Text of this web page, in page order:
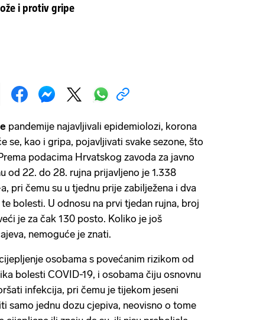
i protiv gripe
pandemije najavljivali epidemiolozi, korona
se, kao i gripa, pojavljivati svake sezone, što
podacima Hrvatskog zavoda za javno
od 22. do 28. rujna prijavljeno je 1.338
pri čemu su u tjednu prije zabilježena i dva
bolesti. U odnosu na prvi tjedan rujna, broj
je za čak 130 posto. Koliko je još
nemoguće je znati.
osobama s povećanim rizikom od
bolesti COVID-19, i osobama čiju osnovnu
infekcija, pri čemu je tijekom jeseni
samo jednu dozu cjepiva, neovisno o tome